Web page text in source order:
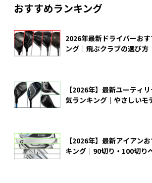
おすすめランキング
2026年最新ドライバーお
ング｜飛ぶクラブの選び方
【2026年】最新ユーティ
気ランキング｜やさしいモ
【2026年】最新アイアン
キング｜90切り・100切り